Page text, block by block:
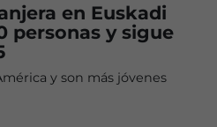
en Euskadi
personas y sigue
y son más jóvenes